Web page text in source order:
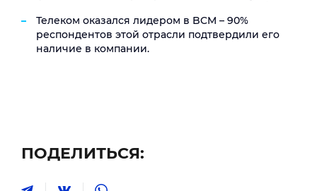
Телеком оказался лидером в BCM – 90%
респондентов этой отрасли подтвердили его
наличие в компании.
ПОДЕЛИТЬСЯ: